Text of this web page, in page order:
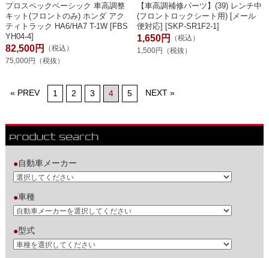
プロスペックベーシック 車高調整
キット(フロントのみ) ホンダ アク
ティトラック HA6/HA7 T-1W [FBS
YH04-4]
82,500円
（税込）
75,000円（税抜）
【車高調補修パーツ】(39) レンチ中
(フロントロックシート用) [メール
便対応] [SKP-SR1F2-1]
1,650円
（税込）
1,500円（税抜）
« PREV 1 2 3 4 5 NEXT »
●自動車メーカー
●車種
●型式